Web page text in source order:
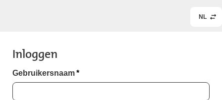
NL
Inloggen
Gebruikersnaam*